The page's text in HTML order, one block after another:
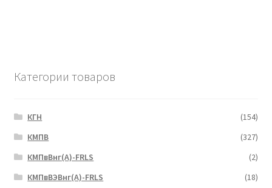
Категории товаров
КГН
(154)
КМПВ
(327)
КМПвВнг(А)-FRLS
(2)
КМПвВЭВнг(А)-FRLS
(18)